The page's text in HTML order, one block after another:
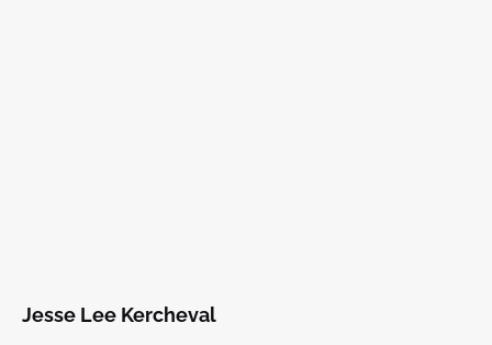
Jesse Lee Kercheval